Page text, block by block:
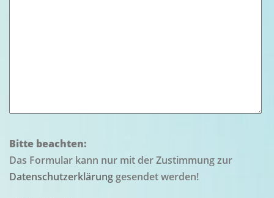
Bitte beachten:
Das Formular kann nur mit der Zustimmung zur
Datenschutzerklärung gesendet werden!